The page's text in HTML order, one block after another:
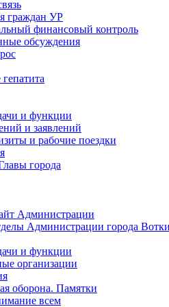
граждан УР
финансовый контроль
обсуждения
и функции
и заявлений
и рабочие поездки
города
Администрации
Администрации города
и функции
организации
оборона. Памятки
всем